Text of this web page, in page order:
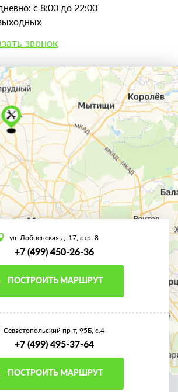
с 8:00 до 22:00
звонок
ул. Лобненская д. 17, стр. 8
+7 (499) 450-26-36
ПОСТРОИТЬ МАРШРУТ
Севастопольский пр-т, 95Б, с.4
+7 (499) 495-37-64
ПОСТРОИТЬ МАРШРУТ